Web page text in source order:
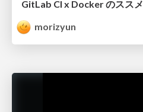
GitLab CI x Docker のススメ
morizyun